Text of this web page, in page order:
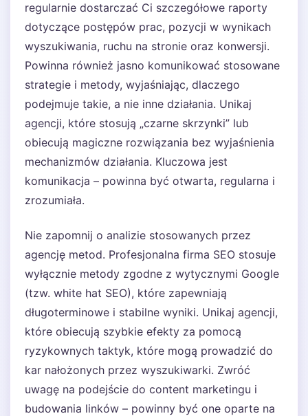
regularnie dostarczać Ci szczegółowe raporty
dotyczące postępów prac, pozycji w wynikach
wyszukiwania, ruchu na stronie oraz konwersji.
Powinna również jasno komunikować stosowane
strategie i metody, wyjaśniając, dlaczego
podejmuje takie, a nie inne działania. Unikaj
agencji, które stosują „czarne skrzynki” lub
obiecują magiczne rozwiązania bez wyjaśnienia
mechanizmów działania. Kluczowa jest
komunikacja – powinna być otwarta, regularna i
zrozumiała.
Nie zapomnij o analizie stosowanych przez
agencję metod. Profesjonalna firma SEO stosuje
wyłącznie metody zgodne z wytycznymi Google
(tzw. white hat SEO), które zapewniają
długoterminowe i stabilne wyniki. Unikaj agencji,
które obiecują szybkie efekty za pomocą
ryzykownych taktyk, które mogą prowadzić do
kar nałożonych przez wyszukiwarki. Zwróć
uwagę na podejście do content marketingu i
budowania linków – powinny być one oparte na